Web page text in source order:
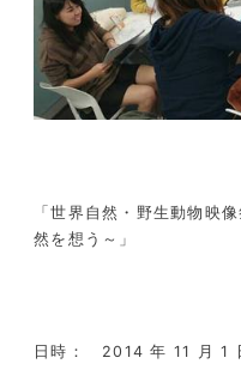
「世界自然・野生動物映
然を想う～」
日時： 2014 年 11 月 1